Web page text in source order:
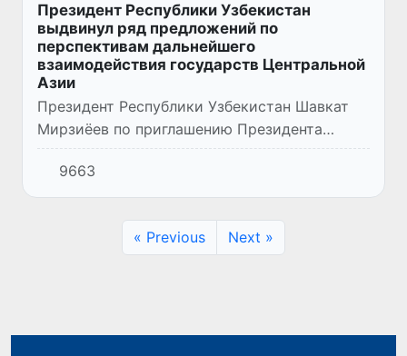
Президент Республики Узбекистан
выдвинул ряд предложений по
перспективам дальнейшего
взаимодействия государств Центральной
Азии
Президент Республики Узбекистан Шавкат
Мирзиёев по приглашению Президента
Республики Таджикистан Эмомали Рахмона
принял участие в пятой юбилейной
Консультативной встрече глав госуд...
9663
« Previous Next »